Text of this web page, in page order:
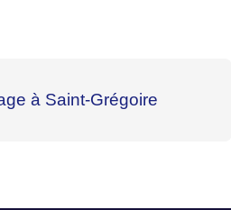
à Saint-Grégoire